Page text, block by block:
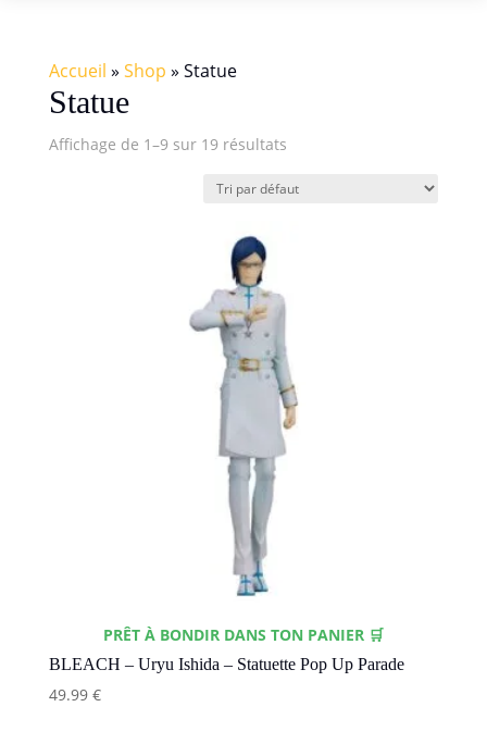
Accueil » Shop » Statue
Statue
Affichage de 1–9 sur 19 résultats
PRÊT À BONDIR DANS TON PANIER 🛒
BLEACH – Uryu Ishida – Statuette Pop Up Parade
49.99 €